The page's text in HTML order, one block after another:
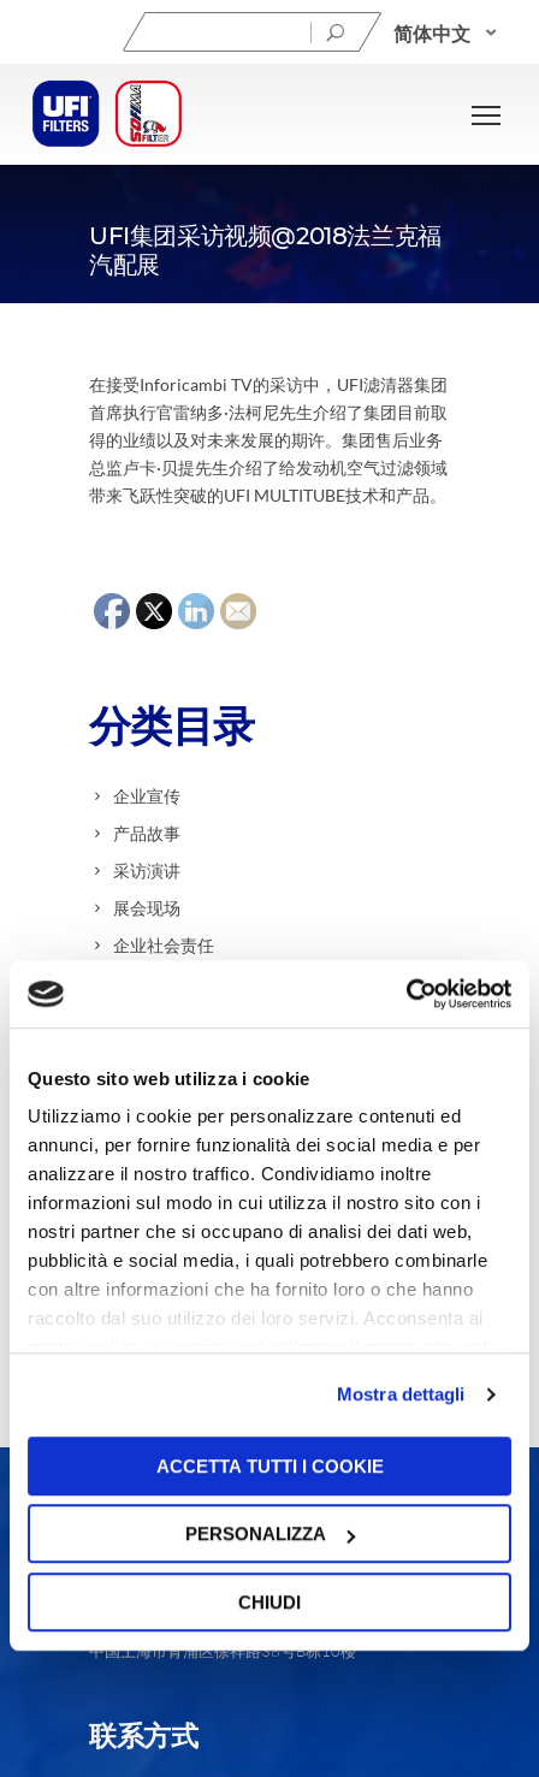
Questo sito web utilizza i cookie
Utilizziamo i cookie per personalizzare contenuti ed
annunci, per fornire funzionalità dei social media e per
analizzare il nostro traffico. Condividiamo inoltre
informazioni sul modo in cui utilizza il nostro sito con i
nostri partner che si occupano di analisi dei dati web,
pubblicità e social media, i quali potrebbero combinarle
con altre informazioni che ha fornito loro o che hanno
raccolto dal suo utilizzo dei loro servizi. Acconsenta ai
Mostra dettagli
ACCETTA TUTTI I COOKIE
PERSONALIZZA
CHIUDI
搜
索：
简体中文
UFI集团采访视频@2018法兰克福
汽配展
在接受Inforicambi TV的采访中，UFI滤清器集团
首席执行官雷纳多·法柯尼先生介绍了集团目前取
得的业绩以及对未来发展的期许。集团售后业务
总监卢卡·贝提先生介绍了给发动机空气过滤领域
带来飞跃性突破的UFI MULTITUBE技术和产品。
分类目录
企业宣传
产品故事
采访演讲
展会现场
企业社会责任
UFI集团采访视频@2019意大利博洛尼亚国际
UFI集团
UFI集团亚太区总部
中国上海市青浦区徐祥路38号B栋10楼
联系方式